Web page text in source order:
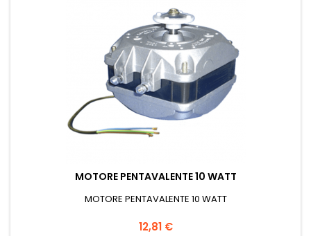
MOTORE PENTAVALENTE 10 WATT
MOTORE PENTAVALENTE 10 WATT
Prezzo
12,81 €